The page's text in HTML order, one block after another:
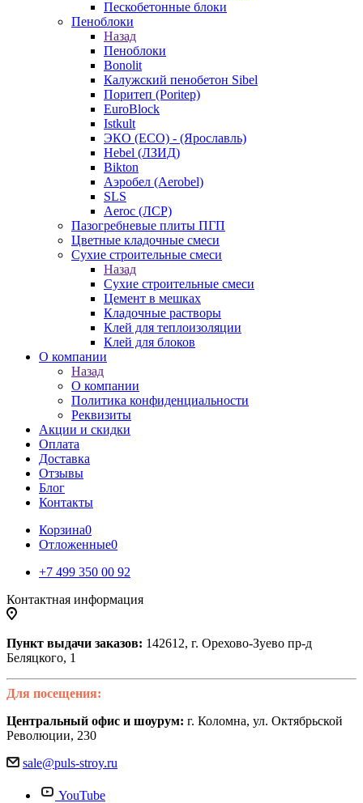
Пескобетонные блоки
Пеноблоки
Назад
Пеноблоки
Bonolit
Калужский пенобетон Sibel
Поритеп (Poritep)
EuroBlock
Istkult
ЭКО (ECO) - (Ярославль)
Hebel (ЛЗИД)
Bikton
Аэробел (Aerobel)
SLS
Aeroc (ЛСР)
Пазогребневые плиты ПГП
Цветные кладочные смеси
Сухие строительные смеси
Назад
Сухие строительные смеси
Цемент в мешках
Кладочные растворы
Клей для теплоизоляции
Клей для блоков
О компании
Назад
О компании
Политика конфиденциальности
Реквизиты
Акции и скидки
Оплата
Доставка
Отзывы
Блог
Контакты
Корзина0
Отложенные0
+7 499 350 00 92
Контактная информация
Пункт выдачи заказов: 142612, г. Орехово-Зуево пр-д
Беляцкого, 1
Для посещения:
Центральный офис и шоурум: г. Коломна, ул. Октябрьской
Революции, 230
sale@puls-stroy.ru
YouTube